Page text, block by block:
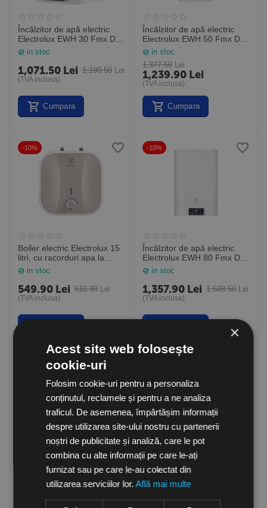
Încălzitor de apă electric
Electrolux EWH 30 Fmx DL
EEC, clasa A, 30 litri, 2000
W, controller digital
in stoc
1,190.50 Lei
1,071.50 Lei
(TVA inclusa)
Cumpara
Încălzitor de apă electric
Electrolux EWH 50 Fmx DL
EEC, clasa B, 50 litri, 2000
W, controller digital
in stoc
1,377.50 Lei
1,239.90 Lei
(TVA inclusa)
Cumpara
-10%
Boiler electric Electrolux 15
litri, cu racorduri apa la
partea superioara, EWH 15
Q U EEC
in stoc
610.90 Lei
549.90 Lei
(TVA inclusa)
-10%
Încălzitor de apă electric
Electrolux EWH 80 Fmx DL
EEC, clasa B, 80 litri, 2000
W, controller digital
in stoc
1,508.50 Lei
1,357.90 Lei
(TVA inclusa)
Încălzitor de apă electric
Electrolux EWH 100 Fmx
DL EEC, clasa B, 100 litri,
in stoc
1,626.90 Lei
Boiler electric Electrolux 10
partea inferioara, EWH 10
in stoc
×
Acest site web folosește
cookie-uri
Folosim cookie-uri pentru a personaliza
conținutul, reclamele și pentru a ne analiza
traficul. De asemenea, împărtășim informații
despre utilizarea site-ului nostru cu partenerii
noștri de publicitate și analiză, care le pot
combina cu alte informații pe care le-ați
furnizat sau pe care le-au colectat din
utilizarea serviciilor lor.Află mai multe